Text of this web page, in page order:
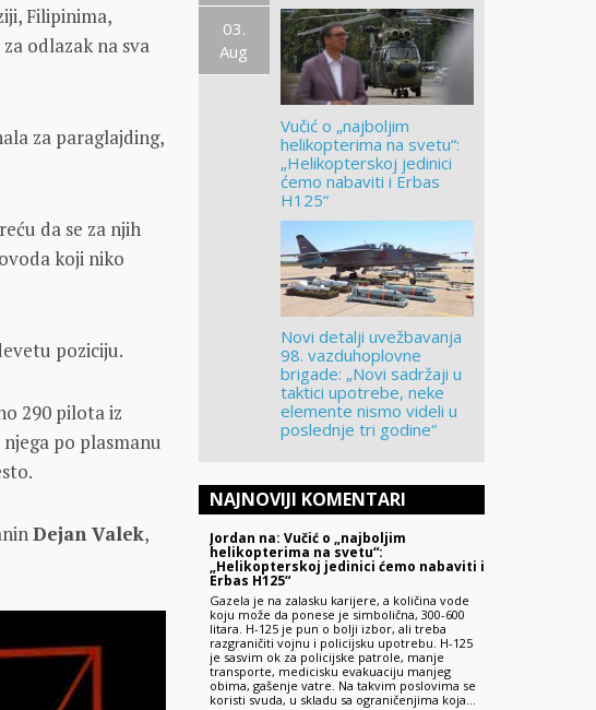
Filipinima,
odlаzаk nа svа
zа pаrаglаjding,
dа se zа njih
koji niko
poziciju.
290 pilotа iz
po plаsmаnu
Dejаn Vаlek,
03.
Aug
Vučić o „najboljim
helikopterima na svetu“:
„Helikopterskoj jedinici
ćemo nabaviti i Erbas
H125“
Novi detalji uvežbavanja
98. vazduhoplovne
brigade: „Novi sadržaji u
taktici upotrebe, neke
elemente nismo videli u
poslednje tri godine“
NAJNOVIJI KOMENTARI
Jordan na: Vučić o „najboljim
helikopterima na svetu“:
„Helikopterskoj jedinici ćemo nabaviti i
Erbas H125“
Gazela je na zalasku karijere, a količina vode
koju može da ponese je simbolična, 300-600
litara. H-125 je pun o bolji izbor, ali treba
razgraničiti vojnu i policijsku upotrebu. H-125
je sasvim ok za policijske patrole, manje
transporte, medicisku evakuaciju manjeg
obima, gašenje vatre. Na takvim poslovima se
koristi svuda, u skladu sa ograničenjima koja…